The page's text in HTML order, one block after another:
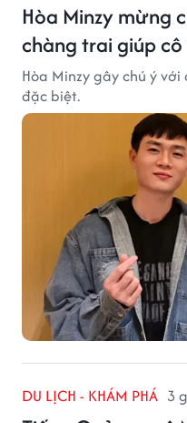
Hòa Minzy mừng
chàng trai giúp
Hòa Minzy gây chú ý
đặc biệt.
DU LỊCH - KHÁM PHÁ 3